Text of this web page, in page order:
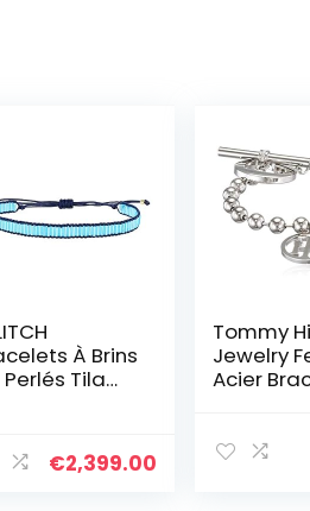
À Brins
Perlés Tila
Fait À
€2,399.00
Tommy
Jewelry
Acier